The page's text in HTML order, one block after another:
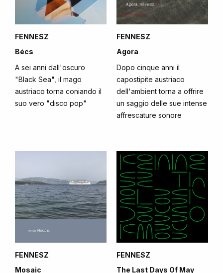
FENNESZ
Bécs
A sei anni dall'oscuro
"Black Sea", il mago
austriaco torna coniando il
suo vero "disco pop"
FENNESZ
Agora
Dopo cinque anni il
capostipite austriaco
dell'ambient torna a offrire
un saggio delle sue intense
affrescature sonore
FENNESZ
Mosaic
FENNESZ
The Last Days Of May